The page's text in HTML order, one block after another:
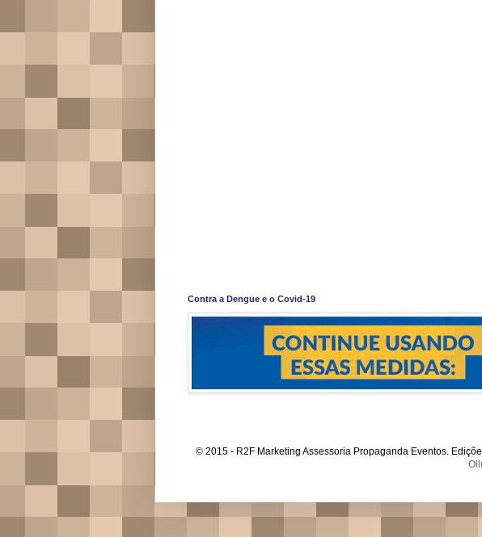
Contra a Dengue e o Covid-19
© 2015 - R2F Marketing Assessoria Propaganda Eventos.